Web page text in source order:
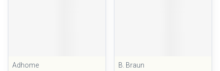
Adhome
B. Braun